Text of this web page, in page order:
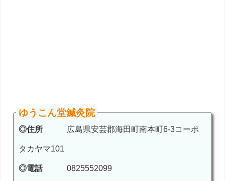
ゆうこん堂鍼灸院
◎住所 広島県安芸郡海田町南本町6-3コーポ
タカヤマ101
◎電話0825552099